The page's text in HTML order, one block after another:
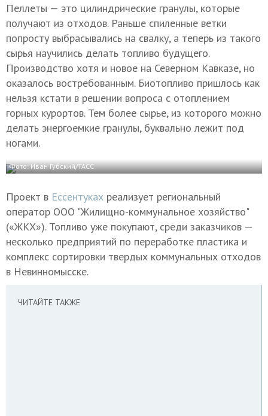
Пеллеты — это цилиндрические гранулы, которые
получают из отходов. Раньше спиленные ветки
попросту выбрасывались на свалку, а теперь из такого
сырья научились делать топливо будущего.
Производство хотя и новое на Северном Кавказе, но
оказалось востребованным. Биотопливо пришлось как
нельзя кстати в решении вопроса с отоплением
горных курортов. Тем более сырье, из которого можно
делать энергоемкие гранулы, буквально лежит под
ногами.
Фото: Иван Губский/ТАСС
Проект в Ессентуках реализует региональный
оператор ООО "Жилищно-коммунальное хозяйство"
(«ЖКХ»). Топливо уже покупают, среди заказчиков —
несколько предприятий по переработке пластика и
комплекс сортировки твердых коммунальных отходов
в Невинномысске.
ЧИТАЙТЕ ТАКЖЕ